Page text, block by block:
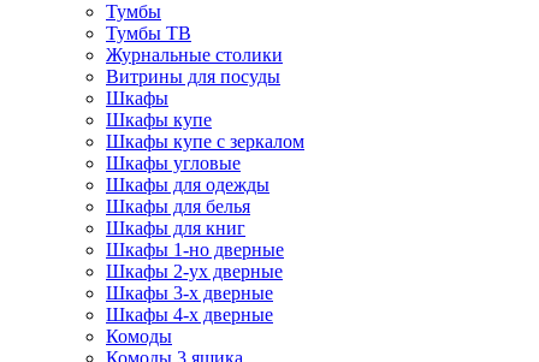
Тумбы
Тумбы ТВ
Журнальные столики
Витрины для посуды
Шкафы
Шкафы купе
Шкафы купе с зеркалом
Шкафы угловые
Шкафы для одежды
Шкафы для белья
Шкафы для книг
Шкафы 1-но дверные
Шкафы 2-ух дверные
Шкафы 3-х дверные
Шкафы 4-х дверные
Комоды
Комоды 3 ящика